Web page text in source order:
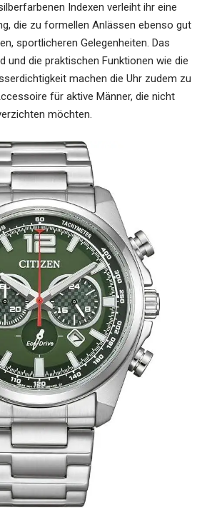
Indexen verleiht ihr eine
die zu formellen Anlässen ebenso gut
sportlicheren Gelegenheiten. Das
und die praktischen Funktionen wie die
machen die Uhr zudem zu
für aktive Männer, die nicht
möchten.